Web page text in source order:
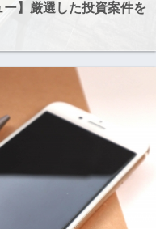
】厳選した投資案件を